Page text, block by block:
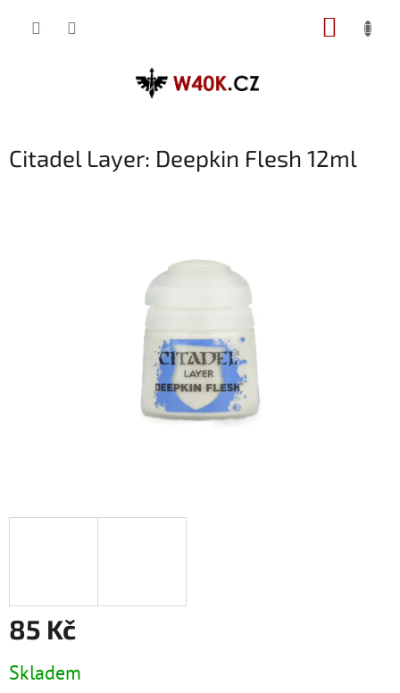
Citadel Layer: Deepkin Flesh 12ml
85 Kč
cena:
Skladem